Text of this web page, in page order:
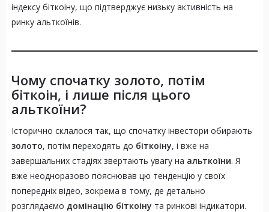
індексу біткоіну, що підтверджує низьку активність на
ринку альткоїнів.
Чому спочатку золото, потім
біткоін, і лише після цього
альткоїни?
Історично склалося так, що спочатку інвестори обирають
золото, потім переходять до біткоіну, і вже на
завершальних стадіях звертають увагу на альткоїни. Я
вже неодноразово пояснював цю тенденцію у своїх
попередніх відео, зокрема в тому, де детально
розглядаємо домінацію біткоіну та ринкові індикатори.